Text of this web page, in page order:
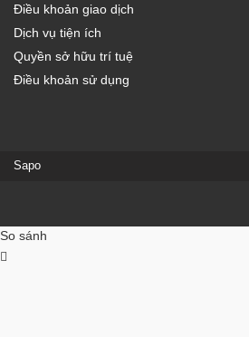
Điều khoản giao dịch
Dịch vụ tiện ích
Quyền sở hữu trí tuệ
Điều khoản sử dụng
Sapo
So sánh